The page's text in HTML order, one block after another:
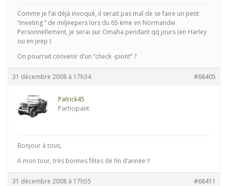
Comme je l’ai déjà invoqué, il serait pas mal de se faire un petit
“meeting ” de miljeepers lors du 65 ème en Normandie
Personnellement, je serai sur Omaha pendant qq jours (en Harley
ou en jeep )
On pourrait convenir d’un “check -piont” ?
31 décembre 2008 à 17h34 #68405
Patrick45
Participant
Bonjour à tous,
A mon tour, très bonnes fêtes de fin d’année !!
31 décembre 2008 à 17h55 #68411